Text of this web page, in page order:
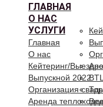
ГЛАВНАЯ
О НАС
УСЛУГИ
Главная
О нас
Кейтеринг/
Выпускной 2022
Организация
Аренда